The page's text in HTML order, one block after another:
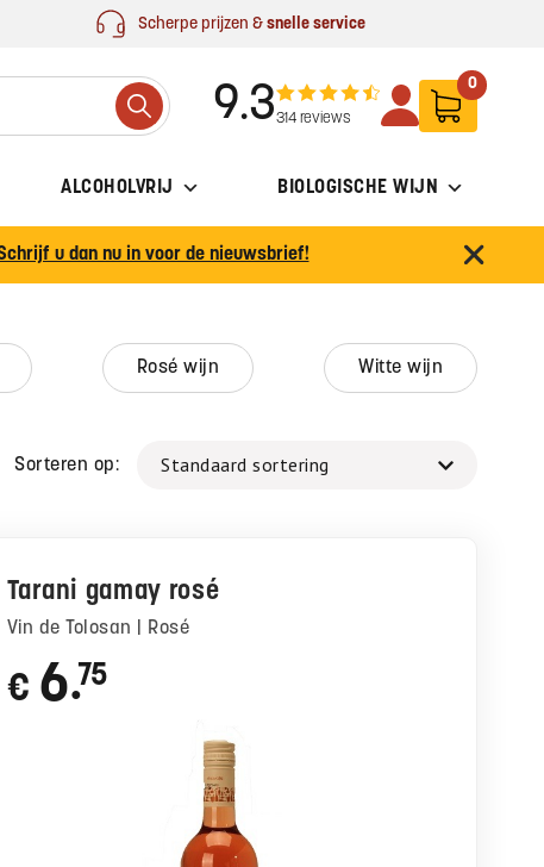
Scherpe prijzen &snelle service
Search
9.3314 reviews
0
ALCOHOLVRIJ BIOLOGISCHE WIJN
u dan nu in voor de nieuwsbrief!
rosé wijn witte wijn
Sorteren op:
Tarani gamay rosé
Vin de Tolosan | Rosé
€ 6●
75